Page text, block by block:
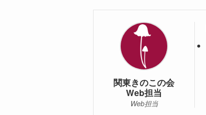
関東きのこの会
Web担当
Web担当